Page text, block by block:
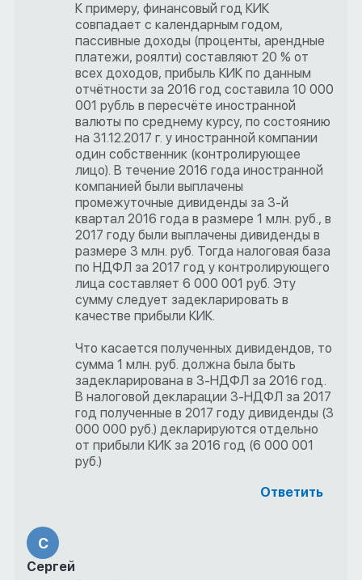
К примеру, финансовый год КИК
совпадает с календарным годом,
пассивные доходы (проценты, арендные
платежи, роялти) составляют 20 % от
всех доходов, прибыль КИК по данным
отчётности за 2016 год составила 10 000
001 рубль в пересчёте иностранной
валюты по среднему курсу, по состоянию
на 31.12.2017 г. у иностранной компании
один собственник (контролирующее
лицо). В течение 2016 года иностранной
компанией были выплачены
промежуточные дивиденды за 3-й
квартал 2016 года в размере 1 млн. руб., в
2017 году были выплачены дивиденды в
размере 3 млн. руб. Тогда налоговая база
по НДФЛ за 2017 год у контролирующего
лица составляет 6 000 001 руб. Эту
сумму следует задекларировать в
качестве прибыли КИК.
Что касается полученных дивидендов, то
сумма 1 млн. руб. должна была быть
задекларирована в 3-НДФЛ за 2016 год.
В налоговой декларации 3-НДФЛ за 2017
год полученные в 2017 году дивиденды (3
000 000 руб.) декларируются отдельно
от прибыли КИК за 2016 год (6 000 001
руб.)
Ответить
С
Сергей